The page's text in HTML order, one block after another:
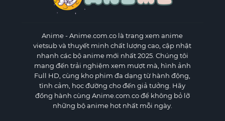
Anime- Anime.com.co là trang xem anime
vietsub và thuyết minh chất lượng cao, cập nhật
nhanh các bộ anime mới nhất 2025. Chúng tôi
mang đến trải nghiệm xem mượt mà, hình ảnh
Full HD, cùng kho phim đa dạng từ hành động,
tình cảm, học đường cho đến giả tưởng. Hãy
đồng hành cùng Anime.com.co để không bỏ lỡ
những bộ anime hot nhất mỗi ngày.